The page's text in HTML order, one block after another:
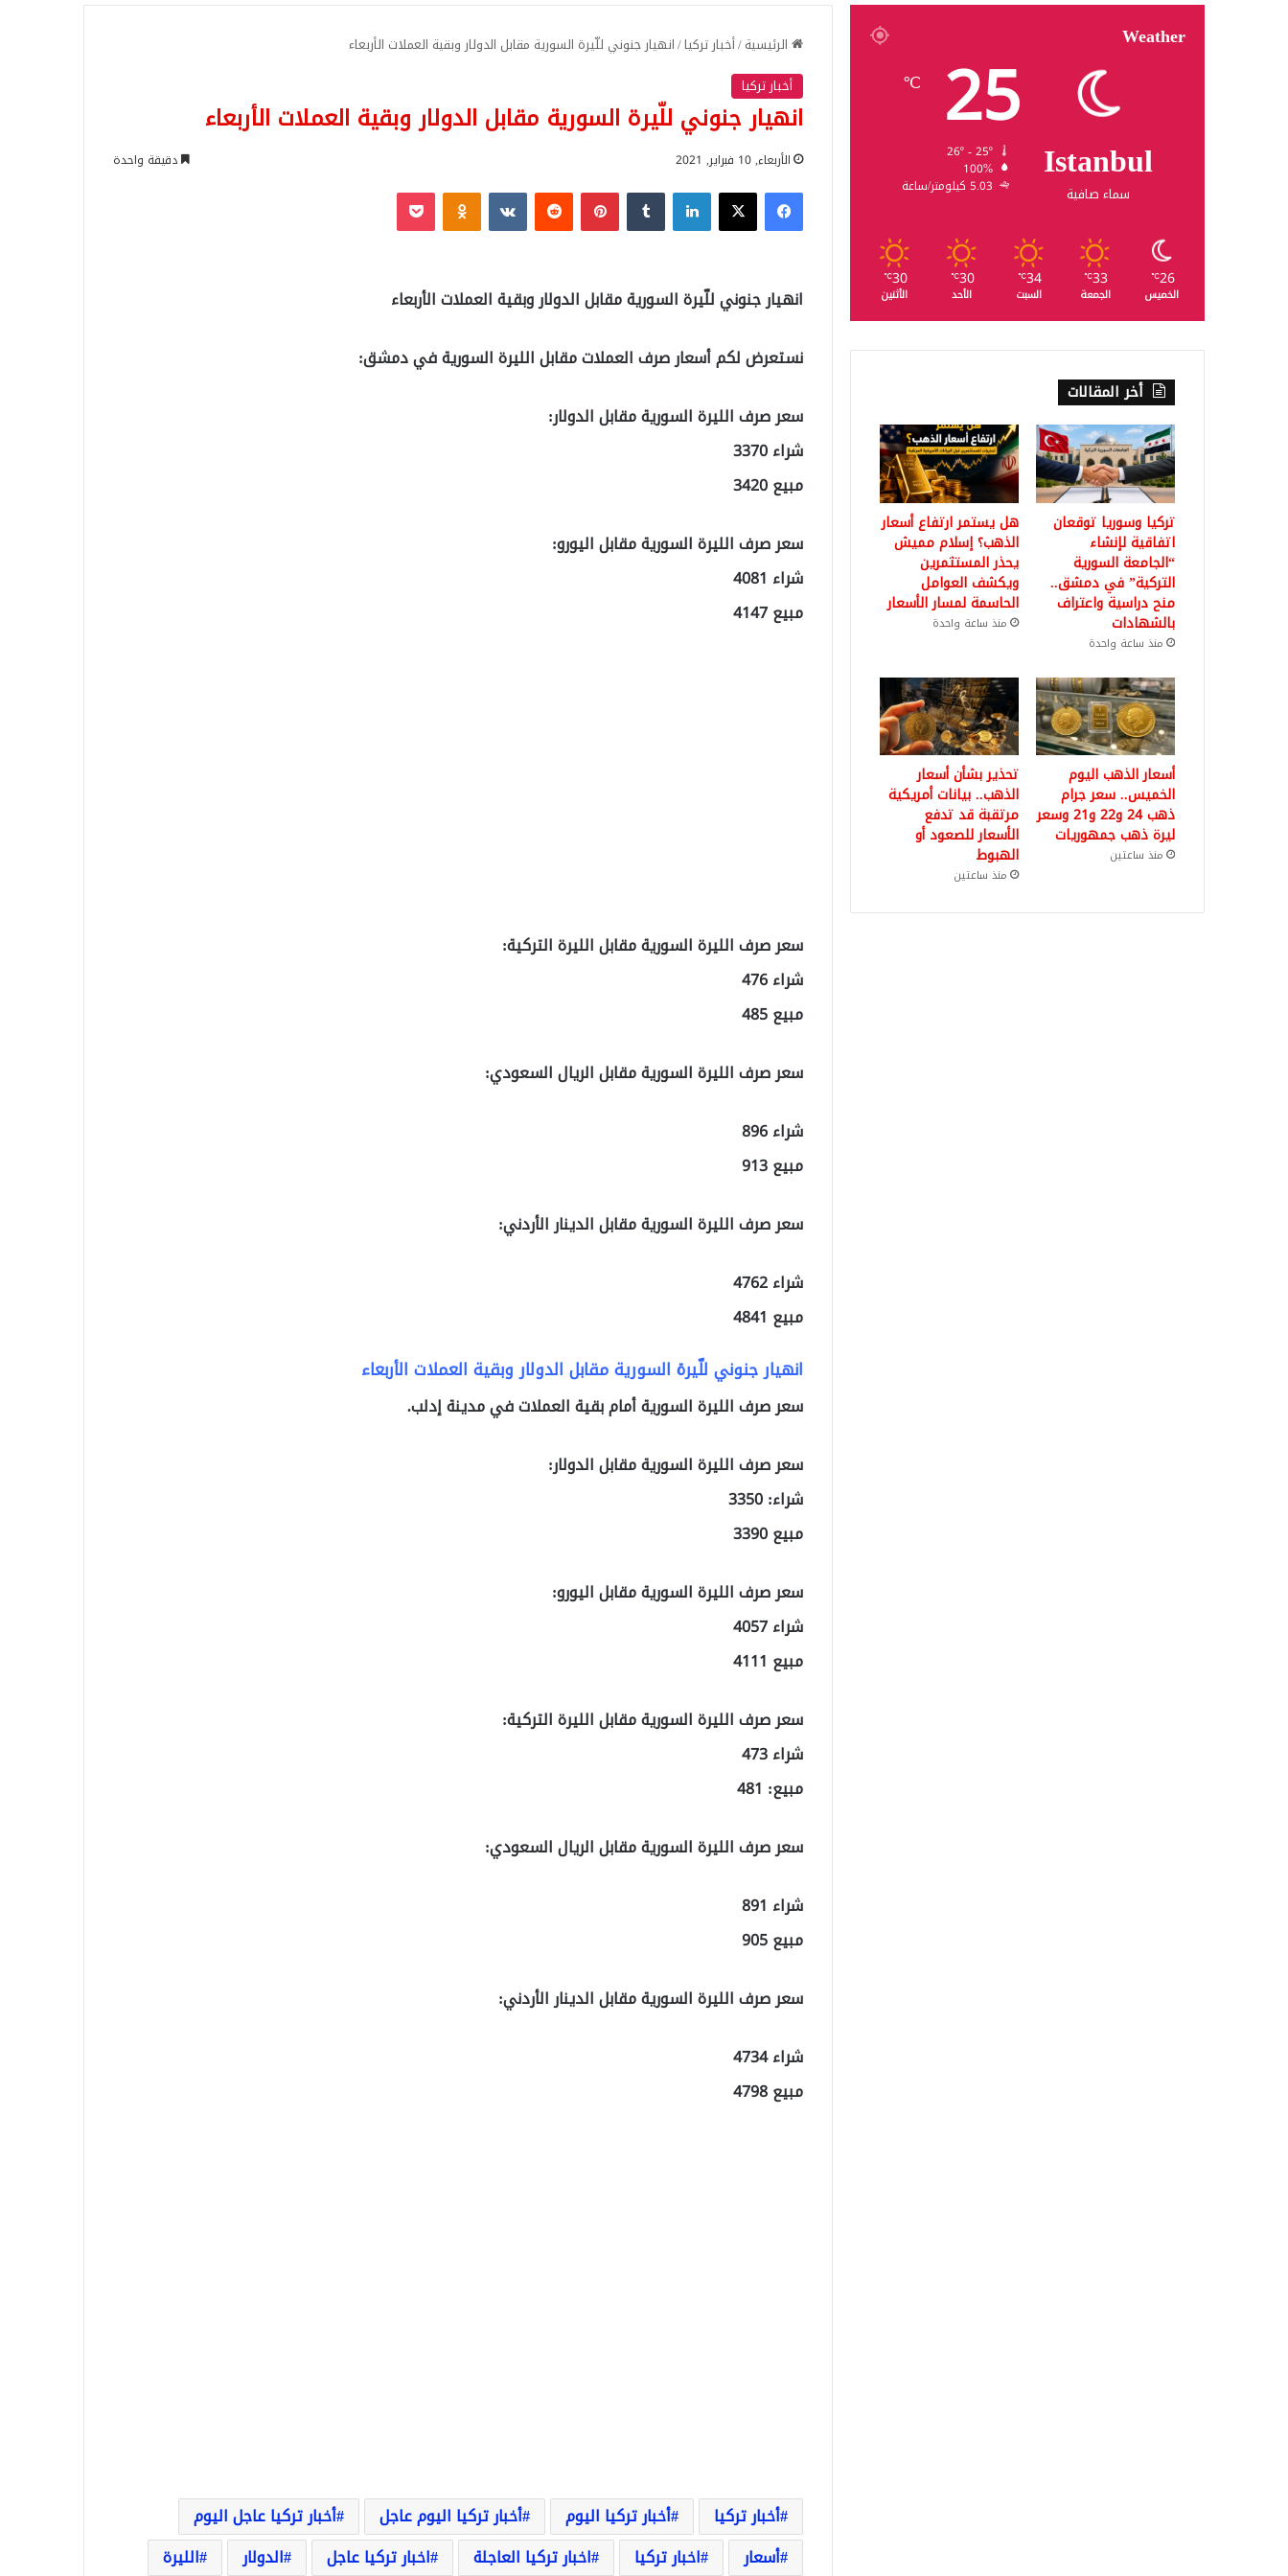
الرئيسية/أخبار تركيا/انهيار جنوني للّيرة السورية مقابل الدولار وبقية العملات الأربعاء
أخبار تركيا
انهيار جنوني للّيرة السورية مقابل الدولار وبقية العملات الأربعاء
الأربعاء, 10 فبراير, 2021 دقيقة واحدة
فيسبوك‫X لينكدإن بينتيريست Odnoklassniki
‫Pocket
انهيار جنوني للّيرة السورية مقابل الدولار وبقية العملات الأربعاء
نستعرض لكم أسعار صرف العملات مقابل الليرة السورية في دمشق:
سعر صرف الليرة السورية مقابل الدولار:
شراء 3370
مبيع 3420
سعر صرف الليرة السورية مقابل اليورو:
شراء 4081
مبيع 4147
سعر صرف الليرة السورية مقابل الليرة التركية:
شراء 476
مبيع 485
سعر صرف الليرة السورية مقابل الريال السعودي:
شراء 896
مبيع 913
سعر صرف الليرة السورية مقابل الدينار الأردني:
شراء 4762
مبيع 4841
انهيار جنوني للّيرة السورية مقابل الدولار وبقية العملات الأربعاء
سعر صرف الليرة السورية أمام بقية العملات في مدينة إدلب.
سعر صرف الليرة السورية مقابل الدولار:
شراء: 3350
مبيع 3390
سعر صرف الليرة السورية مقابل اليورو:
شراء 4057
مبيع 4111
سعر صرف الليرة السورية مقابل الليرة التركية:
شراء 473
مبيع: 481
سعر صرف الليرة السورية مقابل الريال السعودي:
شراء 891
مبيع 905
سعر صرف الليرة السورية مقابل الدينار الأردني:
شراء 4734
مبيع 4798
أخبار تركيا أخبار تركيا اليوم أخبار تركيا اليوم عاجل
أخبار تركيا عاجل اليوم
أسعار
اخبار تركيا اخبار تركيا العاجلة اخبار تركيا عاجل الدولار
الليرة
Weather
Istanbul
سماء صافية
25
℃
100%
5.03 كيلومتر/ساعة
26
℃
الخميس
33
℃
الجمعة
34
℃
السبت
30
℃
الأحد
30
℃
الأثنين
أخر المقالات
تركيا وسوريا توقعان
اتفاقية لإنشاء
“الجامعة السورية
التركية” في دمشق..
منح دراسية واعتراف
بالشهادات
منذ ساعة واحدة
هل يستمر ارتفاع أسعار
الذهب؟ إسلام مميش
يحذر المستثمرين
ويكشف العوامل
الحاسمة لمسار الأسعار
منذ ساعة واحدة
أسعار الذهب اليوم
الخميس.. سعر جرام
ذهب 24 و22 و21 وسعر
ليرة ذهب جمهوريات
منذ ساعتين
تحذير بشأن أسعار
الذهب.. بيانات أمريكية
مرتقبة قد تدفع
الأسعار للصعود أو
الهبوط
منذ ساعتين